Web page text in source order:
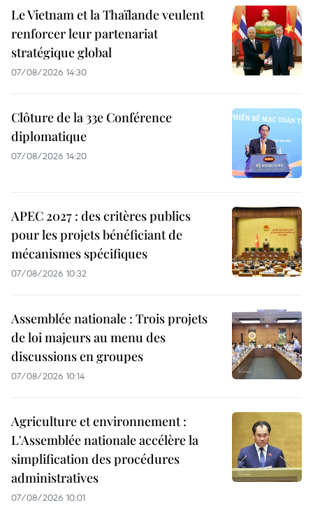
Le Vietnam et la Thaïlande veulent
renforcer leur partenariat
stratégique global
07/08/2026 14:30
Clôture de la 33e Conférence
diplomatique
07/08/2026 14:20
APEC 2027 : des critères publics
pour les projets bénéficiant de
mécanismes spécifiques
07/08/2026 10:32
Assemblée nationale : Trois projets
de loi majeurs au menu des
discussions en groupes
07/08/2026 10:14
Agriculture et environnement :
L'Assemblée nationale accélère la
simplification des procédures
administratives
07/08/2026 10:01